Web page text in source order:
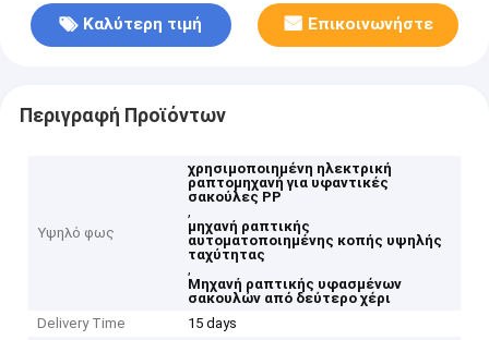
Καλύτερη τιμή Επικοινωνήστε
Περιγραφή Προϊόντων
Υψηλό φως
χρησιμοποιημένη ηλεκτρική
ραπτομηχανή για υφαντικές
σακούλες PP
,
μηχανή ραπτικής
αυτοματοποιημένης κοπής υψηλής
ταχύτητας
,
Μηχανή ραπτικής υφασμένων
σακουλών από δεύτερο χέρι
Delivery Time
15 days